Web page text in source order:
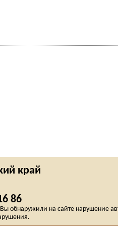
край
86
обнаружили на сайте нарушение